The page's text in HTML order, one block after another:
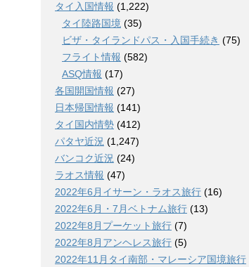
タイ入国情報 (1,222)
タイ陸路国境 (35)
ビザ・タイランドパス・入国手続き (75)
フライト情報 (582)
ASQ情報 (17)
各国開国情報 (27)
日本帰国情報 (141)
タイ国内情勢 (412)
パタヤ近況 (1,247)
バンコク近況 (24)
ラオス情報 (47)
2022年6月イサーン・ラオス旅行 (16)
2022年6月・7月ベトナム旅行 (13)
2022年8月プーケット旅行 (7)
2022年8月アンヘレス旅行 (5)
2022年11月タイ南部・マレーシア国境旅行